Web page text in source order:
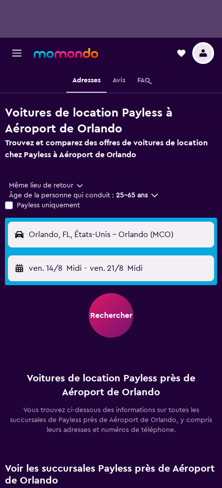
Adresses Avis FAQ
Voitures de location Payless à
Aéroport de Orlando
Trouvez et comparez des offres de voitures de location
chez Payless à Aéroport de Orlando
Même lieu de retour
Âge de la personne qui conduit : 25-65 ans
Payless uniquement
Orlando, FL, États-Unis - Orlando (MCO)
ven. 14/8 Midi - ven. 21/8 Midi
Rechercher
Voitures de location Payless près de
Aéroport de Orlando
Vous trouvez ci-dessous des informations sur toutes les
succursales de Payless près de Aéroport de Orlando, y compris
leurs adresses et numéros de téléphone.
Voir les succursales Payless près de Aéroport
de Orlando